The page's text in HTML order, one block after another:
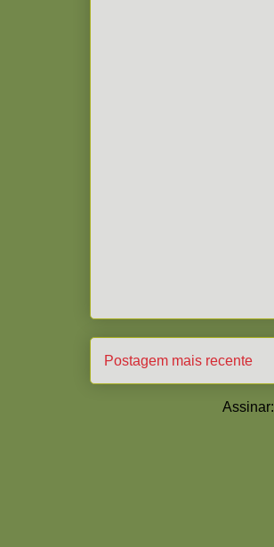
Postagem mais recente
Assinar: